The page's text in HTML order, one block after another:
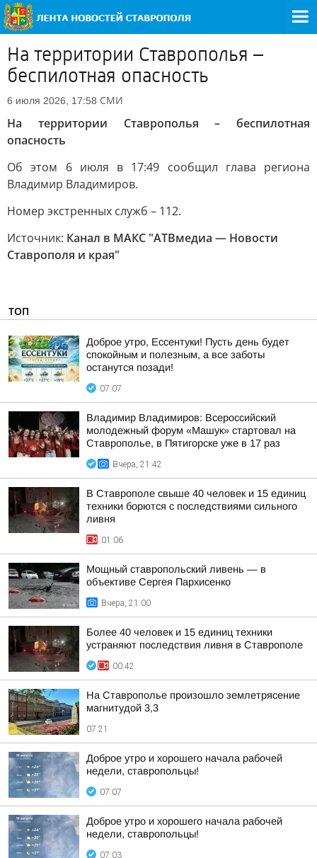
На территории Ставрополья –
беспилотная опасность
6 июля 2026, 17:58 СМИ
На территории Ставрополья – беспилотная
опасность
Об этом 6 июля в 17:49 сообщил глава региона
Владимир Владимиров.
Номер экстренных служб – 112.
Источник: Канал в МАКС "АТВмедиа — Новости
Ставрополя и края"
ТОП
Доброе утро, Ессентуки! Пусть день будет
спокойным и полезным, а все заботы
останутся позади!
07:07
Владимир Владимиров: Всероссийский
молодежный форум «Машук» стартовал на
Ставрополье, в Пятигорске уже в 17 раз
Вчера, 21:42
В Ставрополе свыше 40 человек и 15 единиц
техники борются с последствиями сильного
ливня
01:06
Мощный ставропольский ливень — в
объективе Сергея Пархисенко
Вчера, 21:00
Более 40 человек и 15 единиц техники
устраняют последствия ливня в Ставрополе
00:42
На Ставрополье произошло землетрясение
магнитудой 3,3
07:21
Доброе утро и хорошего начала рабочей
недели, ставропольцы!
07:07
Доброе утро и хорошего начала рабочей
недели, ставропольцы!
07:03